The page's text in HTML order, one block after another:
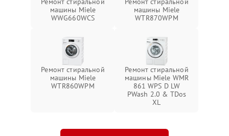
машины Miele
WWG660WCS
машины Miele
WTR870WPM
Ремонт стиральной
машины Miele
WTR860WPM
Ремонт стиральной
машины Miele WMR
861 WPS D LW
PWash 2.0 & TDos
XL